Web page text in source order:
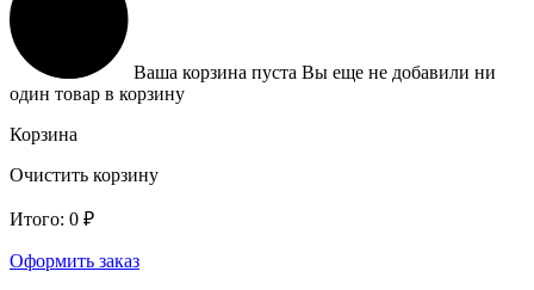
Ваша корзина пуста Вы еще не добавили ни
один товар в корзину
Корзина
Очистить корзину
Итого: 0 ₽
Оформить заказ